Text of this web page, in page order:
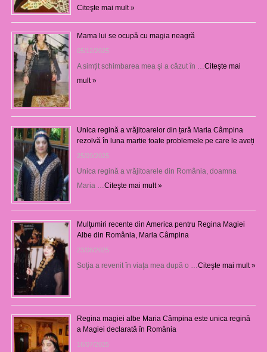
Citeşte mai mult »
Mama lui se ocupă cu magia neagră
05/12/2025
A simțit schimbarea mea şi a căzut în … Citeşte mai
mult »
Unica regină a vrăjitoarelor din țară Maria Câmpina
rezolvă în luna martie toate problemele pe care le aveți
25/09/2025
Unica regină a vrăjitoarele din România, doamna
Maria … Citeşte mai mult »
Mulţumiri recente din America pentru Regina Magiei
Albe din România, Maria Câmpina
23/08/2025
Soţia a revenit în viaţa mea după o … Citeşte mai mult »
Regina magiei albe Maria Câmpina este unica regină
a Magiei declarată în România
16/07/2025